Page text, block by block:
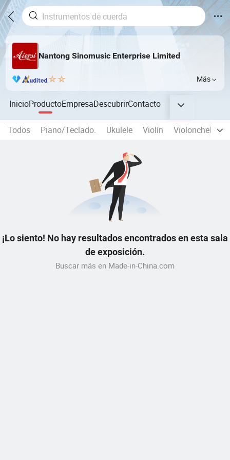
Nantong Sinomusic Enterprise Limited
Más
InicioProductoEmpresaDescubrirContacto
Todos Piano/Teclado. Ukulele Violín Violonchelo y
¡Lo siento! No hay resultados encontrados en esta sala
de exposición.
Buscar más en Made-in-China.com